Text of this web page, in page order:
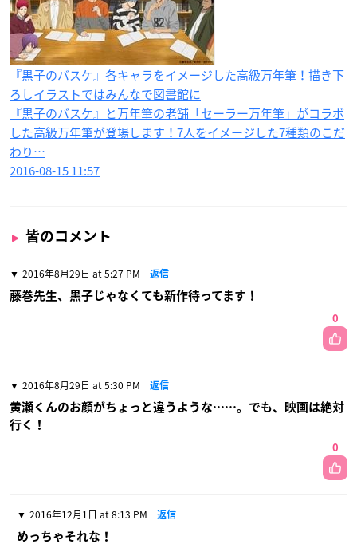
『黒子のバスケ』各キャラをイメージした高級万年筆！描き下
ろしイラストではみんなで図書館に
『黒子のバスケ』と万年筆の老舗「セーラー万年筆」がコラボ
した高級万年筆が登場します！7人をイメージした7種類のこだ
わり…
2016-08-15 11:57
皆のコメント
2016年8月29日 at 5:27 PM 返信
藤巻先生、黒子じゃなくても新作待ってます！
0
2016年8月29日 at 5:30 PM 返信
黄瀬くんのお顔がちょっと違うような……。でも、映画は絶対
行く！
0
2016年12月1日 at 8:13 PM 返信
めっちゃそれな！